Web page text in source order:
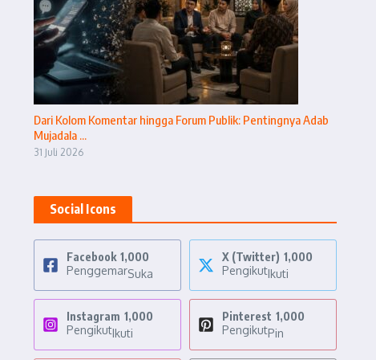
Dari Kolom Komentar hingga Forum Publik: Pentingnya Adab
Mujadala ...
31 Juli 2026
Social Icons
Facebook 1,000
PenggemarSuka
X (Twitter) 1,000
PengikutIkuti
Instagram 1,000
PengikutIkuti
Pinterest 1,000
PengikutPin